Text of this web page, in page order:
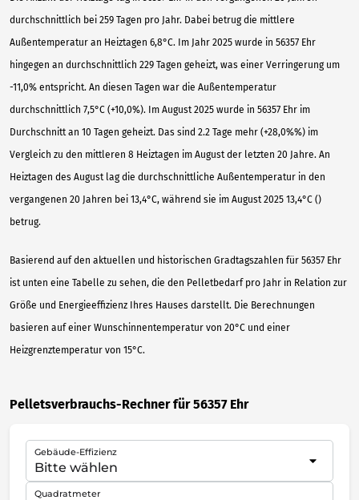
durchschnittlich bei 259 Tagen pro Jahr. Dabei betrug die mittlere
Außentemperatur an Heiztagen 6,8°C. Im Jahr 2025 wurde in 56357 Ehr
hingegen an durchschnittlich 229 Tagen geheizt, was einer Verringerung um
-11,0% entspricht. An diesen Tagen war die Außentemperatur
durchschnittlich 7,5°C (+10,0%). Im August 2025 wurde in 56357 Ehr im
Durchschnitt an 10 Tagen geheizt. Das sind 2.2 Tage mehr (+28,0%%) im
Vergleich zu den mittleren 8 Heiztagen im August der letzten 20 Jahre. An
Heiztagen des August lag die durchschnittliche Außentemperatur in den
vergangenen 20 Jahren bei 13,4°C, während sie im August 2025 13,4°C ()
betrug.
Basierend auf den aktuellen und historischen Gradtagszahlen für 56357 Ehr
ist unten eine Tabelle zu sehen, die den Pelletbedarf pro Jahr in Relation zur
Größe und Energieeffizienz Ihres Hauses darstellt. Die Berechnungen
basieren auf einer Wunschinnentemperatur von 20°C und einer
Heizgrenztemperatur von 15°C.
Pelletsverbrauchs-Rechner für 56357 Ehr
Gebäude-Effizienz
Quadratmeter